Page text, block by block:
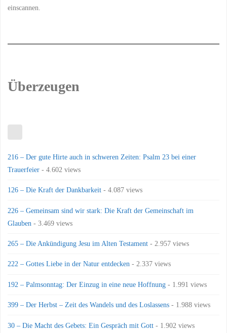
einscannen.
Überzeugen
216 – Der gute Hirte auch in schweren Zeiten: Psalm 23 bei einer
Trauerfeier - 4.602 views
126 – Die Kraft der Dankbarkeit - 4.087 views
226 – Gemeinsam sind wir stark: Die Kraft der Gemeinschaft im
Glauben - 3.469 views
265 – Die Ankündigung Jesu im Alten Testament - 2.957 views
222 – Gottes Liebe in der Natur entdecken - 2.337 views
192 – Palmsonntag: Der Einzug in eine neue Hoffnung - 1.991 views
399 – Der Herbst – Zeit des Wandels und des Loslassens - 1.988 views
30 – Die Macht des Gebets: Ein Gespräch mit Gott - 1.902 views